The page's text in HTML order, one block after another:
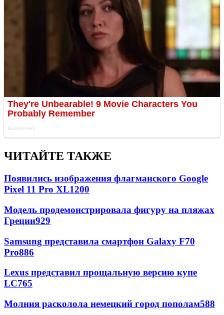
ЧИТАЙТЕ ТАКЖЕ
Появились изображения флагманского Google
Pixel 11 Pro XL1200
Модель продемонстрировала фигуру на пляжах
Греции929
Samsung представила смартфон Galaxy F70
Pro886
Lexus представил прощальную версию купе
LC765
Молния расколола немецкий город пополам588